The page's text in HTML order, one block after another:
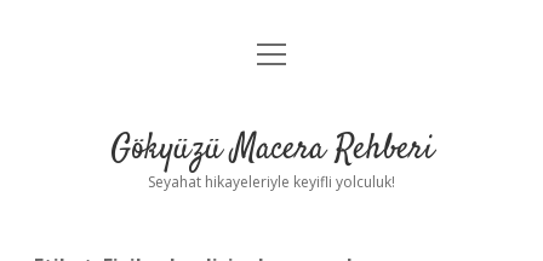
Anasayfa
Yasal Uyarı
menüyü
Gökyüzü Macera Rehberi
Seyahat hikayeleriyle keyifli yolculuk!